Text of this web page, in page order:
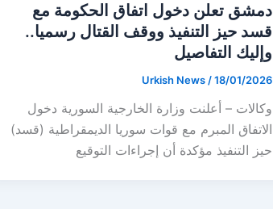
دمشق تعلن دخول اتفاق الحكومة مع
قسد حيز التنفيذ ووقف القتال رسميا..
وإليك التفاصيل
Urkish News/18/01/2026
وكالات – أعلنت وزارة الخارجية السورية دخول
الاتفاق المبرم مع قوات سوريا الديمقراطية (قسد)
حيز التنفيذ مؤكدة أن إجراءات التوقيع